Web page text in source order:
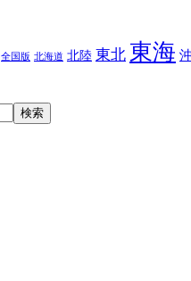
全国版 北海道 北陸 東北 東海
検索